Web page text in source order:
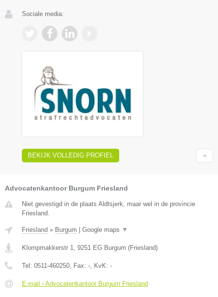
Sociale media:
BEKIJK VOLLEDIG PROFIEL
Advocatenkantoor Burgum Friesland
Niet gevestigd in de plaats Aldtsjerk, maar wel in de provincie
Friesland.
Friesland » Burgum | Google maps ▼
Klompmakkerstr 1 9251 EG Burgum (Friesland)
Tel: 0511-460250 , Fax: - , KvK: -
E-mail › Advocatenkantoor Burgum Friesland